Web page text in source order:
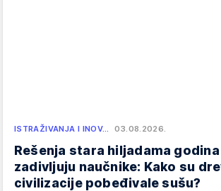
ISTRAŽIVANJA I INOV… 03.08.2026.
Rešenja stara hiljadama
zadivljuju naučnike: Kako su
civilizacije pobeđivale sušu?